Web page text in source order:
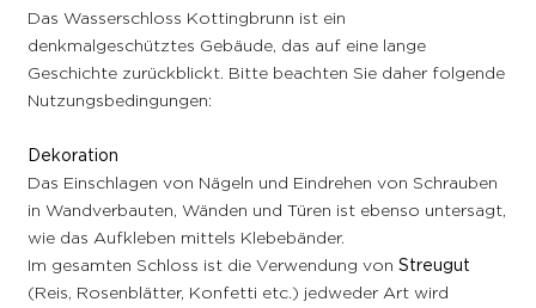
Das Wasserschloss Kottingbrunn ist ein
denkmalgeschütztes Gebäude, das auf eine lange
Geschichte zurückblickt. Bitte beachten Sie daher folgende
Nutzungsbedingungen:
Dekoration
Das Einschlagen von Nägeln und Eindrehen von Schrauben
in Wandverbauten, Wänden und Türen ist ebenso untersagt,
wie das Aufkleben mittels Klebebänder.
Im gesamten Schloss ist die Verwendung vonStreugut
(Reis, Rosenblätter, Konfetti etc.) jedweder Art wird